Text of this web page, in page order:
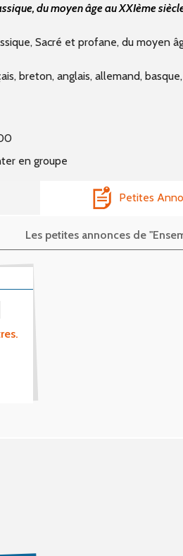
du moyen âge au XXIème
Sacré et profane, du moyen
breton, anglais, allemand,
en groupe
Petites
Les petites annonces de